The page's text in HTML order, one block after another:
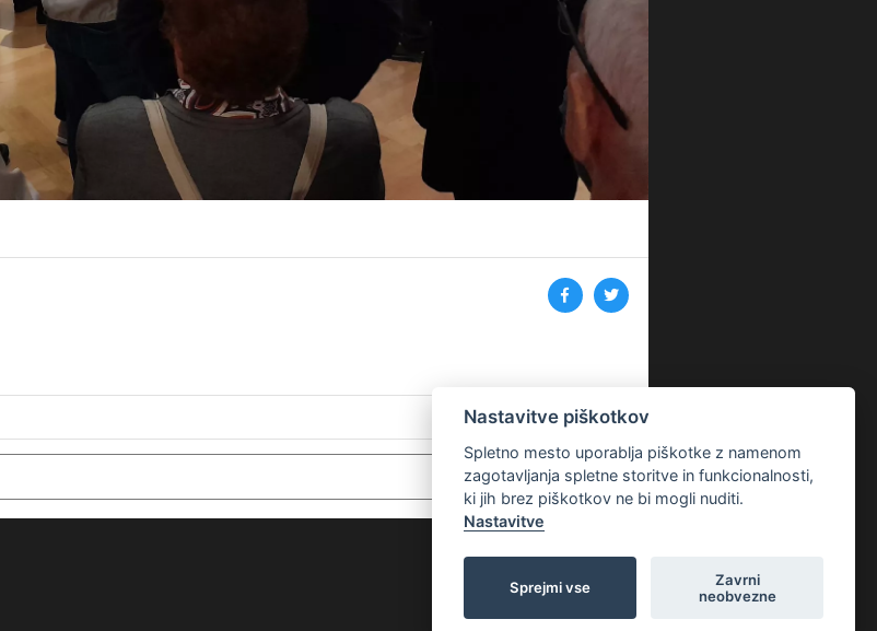
Nastavitve piškotkov
Spletno mesto uporablja piškotke z namenom
zagotavljanja spletne storitve in funkcionalnosti,
ki jih brez piškotkov ne bi mogli nuditi.
Nastavitve
Sprejmi vse
Zavrni
neobvezne